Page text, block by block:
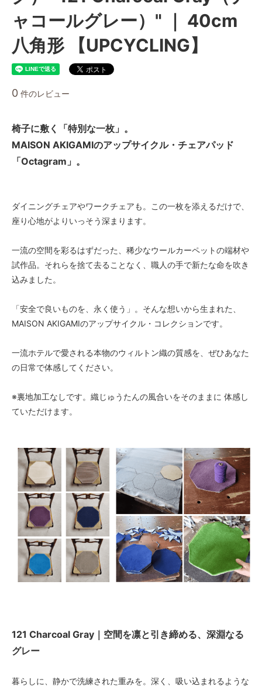
ャコールグレー）" ｜ 40cm
八角形 【UPCYCLING】
0 件のレビュー
椅子に敷く「特別な一枚」。
MAISON AKIGAMIのアップサイクル・チェアパッド
「Octagram」。
ダイニングチェアやワークチェアも。この一枚を添えるだけで、
座り心地がよりいっそう深まります。
一流の空間を彩るはずだった、稀少なウールカーペットの端材や
試作品。それらを捨て去ることなく、職人の手で新たな命を吹き
込みました。
「安全で良いものを、永く使う」。そんな想いから生まれた、
MAISON AKIGAMIのアップサイクル・コレクションです。
一流ホテルで愛される本物のウィルトン織の質感を、ぜひあなた
の日常で体感してください。
※裏地加工なしです。織じゅうたんの風合いをそのままに 体感し
ていただけます。
121 Charcoal Gray｜空間を凛と引き締める、深淵なる
グレー
暮らしに、静かで洗練された重みを。深く、吸い込まれるような